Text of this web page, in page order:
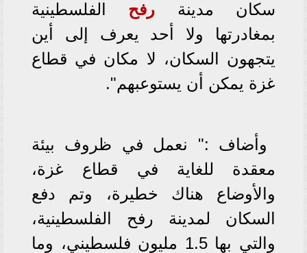
سكان مدينة رفح الفلسطينية
بمغادرتها ولا أحد يعرف إلى أين
يتجهون السكان، لا مكان في قطاع
غزة يمكن أن يستوعبهم".
وأضاف :" نعمل في ظروف بيئة
معقدة للغاية في قطاع غزة،
والأوضاع هناك خطيرة، وتم دفع
السكان لمدينة رفح الفلسطينية،
والتي بها 1.5 مليون فلسطيني، وما